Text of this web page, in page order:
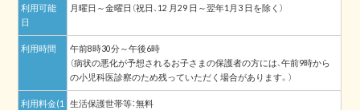
利用可能
日
月曜日～金曜日（祝日、12 月29 日～翌年1月3 日を除く）
利用時間
午前8時30分～午後6時
（病状の悪化が予想されるお子さまの保護者の方には、午前9時から
の小児科医診察のため残っていただく場合があります。）
利用料金(1
生活保護世帯等：無料